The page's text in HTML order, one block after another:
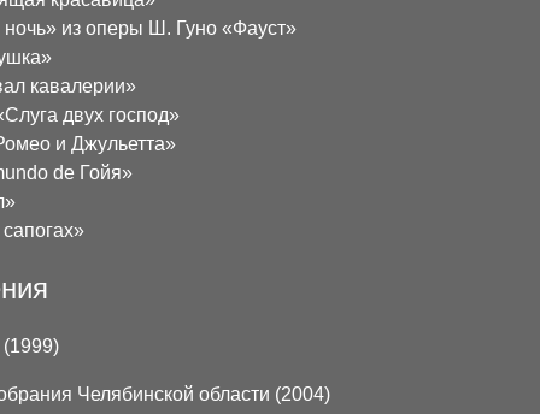
из оперы Ш. Гуно «Фауст»
кавалерии»
двух господ»
и Джульетта»
de Гойя»
Челябинской области (2004)